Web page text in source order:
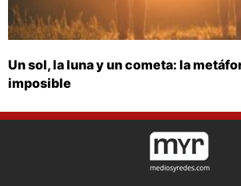
Un sol, la luna y un cometa: la
imposible